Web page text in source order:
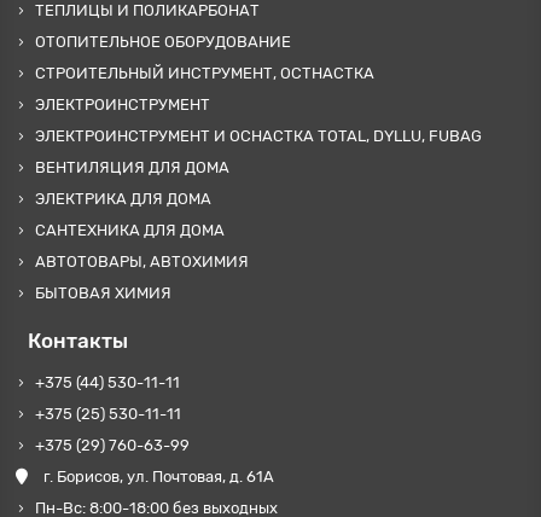
ТЕПЛИЦЫ И ПОЛИКАРБОНАТ
ОТОПИТЕЛЬНОЕ ОБОРУДОВАНИЕ
СТРОИТЕЛЬНЫЙ ИНСТРУМЕНТ, ОСТНАСТКА
ЭЛЕКТРОИНСТРУМЕНТ
ЭЛЕКТРОИНСТРУМЕНТ И ОСНАСТКА TOTAL, DYLLU, FUBAG
ВЕНТИЛЯЦИЯ ДЛЯ ДОМА
ЭЛЕКТРИКА ДЛЯ ДОМА
САНТЕХНИКА ДЛЯ ДОМА
АВТОТОВАРЫ, АВТОХИМИЯ
БЫТОВАЯ ХИМИЯ
Контакты
+375 (44) 530-11-11
+375 (25) 530-11-11
+375 (29) 760-63-99
г. Борисов, ул. Почтовая, д. 61А
Пн-Вс: 8:00-18:00 без выходных